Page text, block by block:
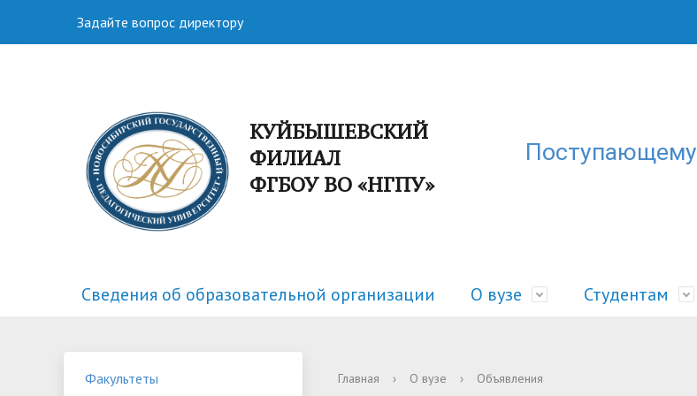
Задайте вопрос директору
КУЙБЫШЕВСКИЙ
ФИЛИАЛ
ФГБОУ ВО «НГПУ»
Поступающему
Сведения об образовательной организации О вузе
Факультеты Структура
Студентам
Спортивная жизнь Научная жизнь
Факультеты
Главная › О вузе › Объявления